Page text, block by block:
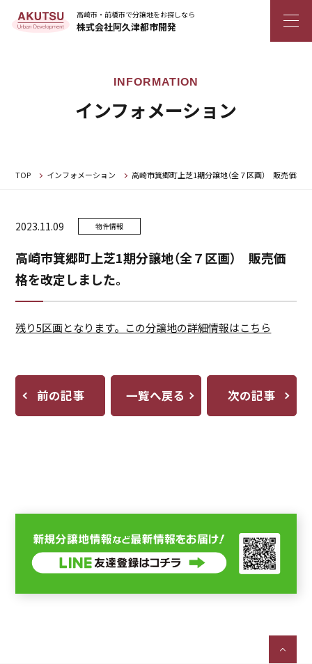
高崎市・前橋市で分譲地をお探しなら
株式会社阿久津都市開発
インフォメーション
TOP インフォメーション 高崎市箕郷町上芝1期分譲地（全７区画） 販売価格
2023.11.09 物件情報
高崎市箕郷町上芝1期分譲地（全７区画） 販売価
格を改定しました。
残り5区画となります。この分譲地の詳細情報はこちら
前の記事 一覧へ戻る 次の記事